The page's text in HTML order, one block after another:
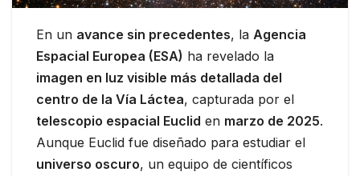
En un avance sin precedentes, la Agencia
Espacial Europea (ESA) ha revelado la
imagen en luz visible más detallada del
centro de la Vía Láctea, capturada por el
telescopio espacial Euclid en marzo de 2025.
Aunque Euclid fue diseñado para estudiar el
universo oscuro, un equipo de científicos